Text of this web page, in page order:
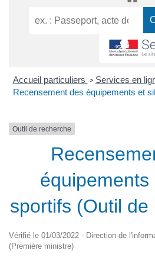
Accueil particuliers > Services en
Recensement des équipements et
Outil de recherche
équipements
sportifs (Outil de
Vérifié le 01/03/2022 - Direction de
(Première ministre)